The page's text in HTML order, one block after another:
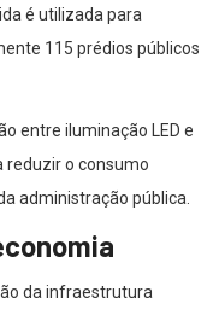
é utilizada para
115 prédios públicos
entre iluminação LED e
reduzir o consumo
administração pública.
da infraestrutura